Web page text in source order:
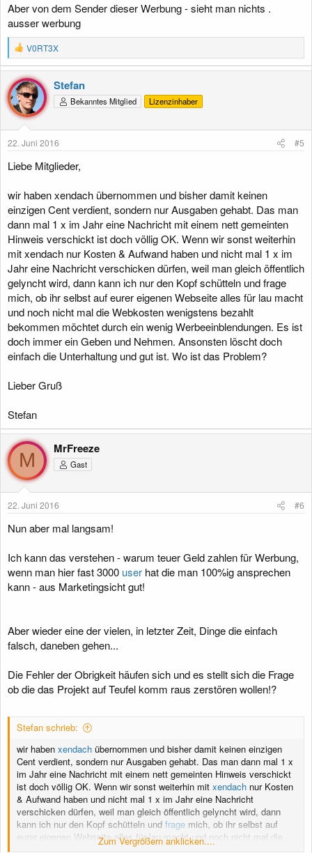
Aber von dem Sender dieser Werbung - sieht man nichts .
ausser werbung
R
e
a
k
t
i
o
n
n
V0RT3X
Stefan
Bekanntes Mitglied Lizenzinhaber
22. Juni 2016 #5
Liebe Mitglieder,
wir haben xendach übernommen und bisher damit keinen
einzigen Cent verdient, sondern nur Ausgaben gehabt. Das man
dann mal 1 x im Jahr eine Nachricht mit einem nett gemeinten
Hinweis verschickt ist doch völlig OK. Wenn wir sonst weiterhin
mit xendach nur Kosten & Aufwand haben und nicht mal 1 x im
Jahr eine Nachricht verschicken dürfen, weil man gleich öffentlich
gelyncht wird, dann kann ich nur den Kopf schütteln und frage
mich, ob ihr selbst auf eurer eigenen Webseite alles für lau macht
und noch nicht mal die Webkosten wenigstens bezahlt
bekommen möchtet durch ein wenig Werbeeinblendungen. Es ist
doch immer ein Geben und Nehmen. Ansonsten löscht doch
einfach die Unterhaltung und gut ist. Wo ist das Problem?
Lieber Gruß
Stefan
M
MrFreeze
Gast
22. Juni 2016 #6
Nun aber mal langsam!
Ich kann das verstehen - warum teuer Geld zahlen für Werbung,
wenn man hier fast 3000 user hat die man 100%ig ansprechen
kann - aus Marketingsicht gut!
Aber wieder eine der vielen, in letzter Zeit, Dinge die einfach
falsch, daneben gehen...
Die Fehler der Obrigkeit häufen sich und es stellt sich die Frage
ob die das Projekt auf Teufel komm raus zerstören wollen!?
Stefan schrieb:
wir haben xendach übernommen und bisher damit keinen einzigen
Cent verdient, sondern nur Ausgaben gehabt. Das man dann mal 1 x
im Jahr eine Nachricht mit einem nett gemeinten Hinweis verschickt
ist doch völlig OK. Wenn wir sonst weiterhin mit xendach nur Kosten
& Aufwand haben und nicht mal 1 x im Jahr eine Nachricht
verschicken dürfen, weil man gleich öffentlich gelyncht wird, dann
kann ich nur den Kopf schütteln und frage mich, ob ihr selbst auf
eurer eigenen Webseite alles für lau macht und noch nicht mal die
Webkosten wenigstens bezahlt bekommen möchtet durch ein wenig
Zum Vergrößern anklicken....